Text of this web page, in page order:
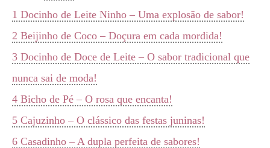
1 Docinho de Leite Ninho – Uma explosão de sabor!
2 Beijinho de Coco – Doçura em cada mordida!
3 Docinho de Doce de Leite – O sabor tradicional que
nunca sai de moda!
4 Bicho de Pé – O rosa que encanta!
5 Cajuzinho – O clássico das festas juninas!
6 Casadinho – A dupla perfeita de sabores!